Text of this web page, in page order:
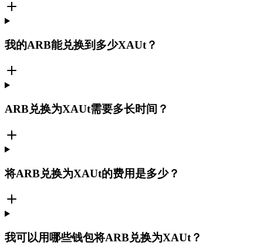
我的ARB能兑换到多少XAUt？
ARB兑换为XAUt需要多长时间？
将ARB兑换为XAUt的费用是多少？
我可以用哪些钱包将ARB兑换为XAUt？